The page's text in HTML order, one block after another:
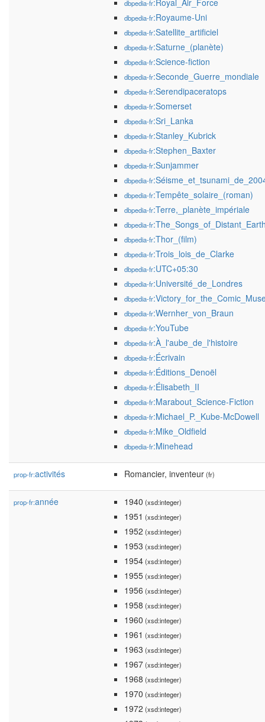
dbpedia-fr:Royal_Air_Force
dbpedia-fr:Royaume-Uni
dbpedia-fr:Satellite_artificiel
dbpedia-fr:Saturne_(planète)
dbpedia-fr:Science-fiction
dbpedia-fr:Seconde_Guerre_mondiale
dbpedia-fr:Serendipaceratops
dbpedia-fr:Somerset
dbpedia-fr:Sri_Lanka
dbpedia-fr:Stanley_Kubrick
dbpedia-fr:Stephen_Baxter
dbpedia-fr:Sunjammer
dbpedia-fr
dbpedia-fr:Tempête_solaire_(roman)
dbpedia-fr:Terre,_planète_impériale
dbpedia-fr
dbpedia-fr:Thor_(film)
dbpedia-fr:Trois_lois_de_Clarke
dbpedia-fr:UTC+05:30
dbpedia-fr:Université_de_Londres
dbpedia-fr
dbpedia-fr:Wernher_von_Braun
dbpedia-fr:YouTube
dbpedia-fr:À_l'aube_de_l'histoire
dbpedia-fr:Écrivain
dbpedia-fr:Éditions_Denoël
dbpedia-fr:Élisabeth_II
dbpedia-fr:Marabout_Science-Fiction
dbpedia-fr:Michael_P._Kube-McDowell
dbpedia-fr:Mike_Oldfield
dbpedia-fr:Minehead
prop-fr:activités Romancier, inventeur(fr)
prop-fr:année 1940 (xsd:integer)
1951 (xsd:integer)
1952 (xsd:integer)
1953 (xsd:integer)
1954(xsd:integer)
1955(xsd:integer)
1956 (xsd:integer)
1958 (xsd:integer)
1960 (xsd:integer)
1961 (xsd:integer)
1963 (xsd:integer)
1967(xsd:integer)
1968 (xsd:integer)
1970 (xsd:integer)
1972 (xsd:integer)